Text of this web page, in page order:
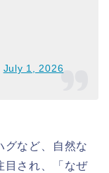
July 1, 2026
グなど、自然な
目され、「なぜ